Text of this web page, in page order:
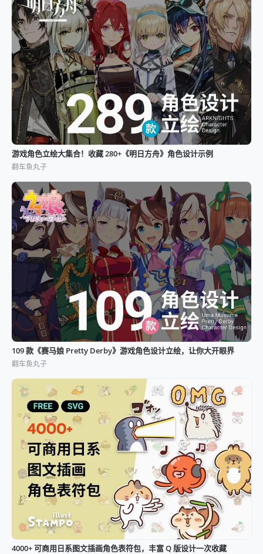
游戏角色立绘大集合！收藏 280+《明日方舟》角色设计示例
翻车鱼丸子
109 款《赛马娘 Pretty Derby》游戏角色设计立绘，让你大开眼界
翻车鱼丸子
4000+ 可商用日系图文插画角色表符包，丰富 Q 版设计一次收藏